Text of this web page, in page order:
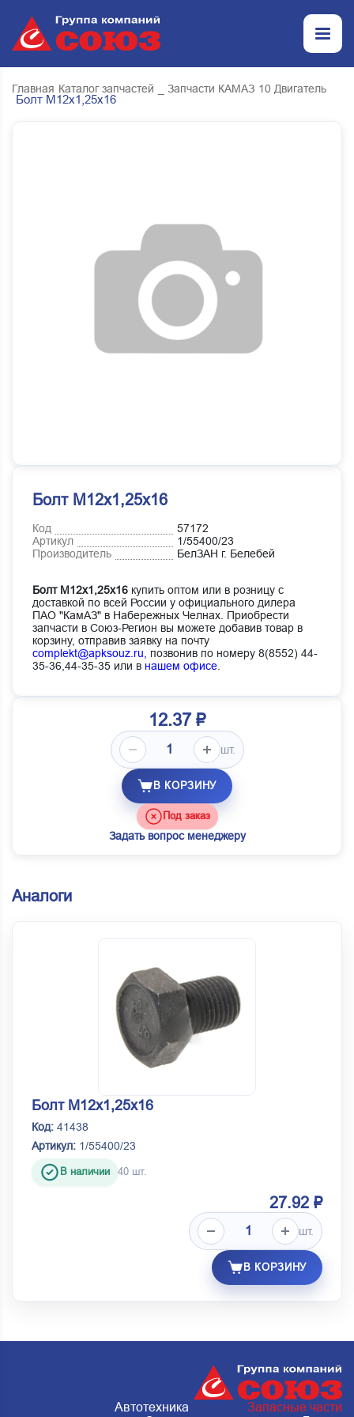
Главная Каталог запчастей _ Запчасти КАМАЗ 10 Двигатель
Болт М12х1,25х16
Болт М12х1,25х16
Код
57172
Артикул
1/55400/23
Производитель
БелЗАН г. Белебей
Болт М12х1,25х16 купить оптом или в розницу с
доставкой по всей России у официального дилера
ПАО "КамАЗ" в Набережных Челнах. Приобрести
запчасти в Союз-Регион вы можете добавив товар в
корзину, отправив заявку на почту
complekt@apksouz.ru,
позвонив по номеру 8(8552) 44-
35-36,44-35-35 или в нашем офисе
12.37 ₽
шт.
В КОРЗИНУ
Под заказ
Задать вопрос менеджеру
Аналоги
Болт М12х1,25х16
Код: 41438
Артикул: 1/55400/23
В наличии 40 шт.
27.92 ₽
шт.
В КОРЗИНУ
Автотехника
Запасные части